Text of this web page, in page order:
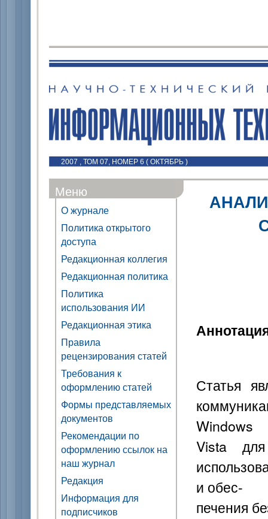
2007 , ТОМ 07, НОМЕР 6 ( ОКТЯБРЬ )
Меню
О журнале
Политика открытого
доступа
Редакционная коллегия
Редакционная политика
Политика
использования ИИ
Редакционная этика
Правила
рецензирования статей
Требования к
оформлению статей
Формы представляемых
документов
Рекомендации по
оформлению ссылок на
наш журнал
Редакция
Информация для
подписчиков
Статья
Windows
Vista
и обес-
печения